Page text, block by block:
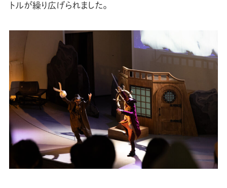
トルが繰り広げられました。